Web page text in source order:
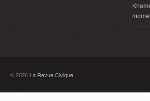
© 2026 La Revue Civique